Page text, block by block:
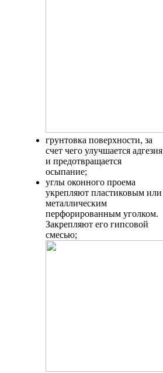
грунтовка поверхности, за
счет чего улучшается адгезия
и предотвращается
осыпание;
углы оконного проема
укрепляют пластиковым или
металлическим
перфорированным уголком.
Закрепляют его гипсовой
смесью;